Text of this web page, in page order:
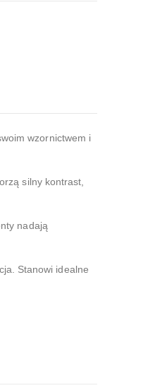
wzornictwem i
silny kontrast,
nadają
Stanowi idealne